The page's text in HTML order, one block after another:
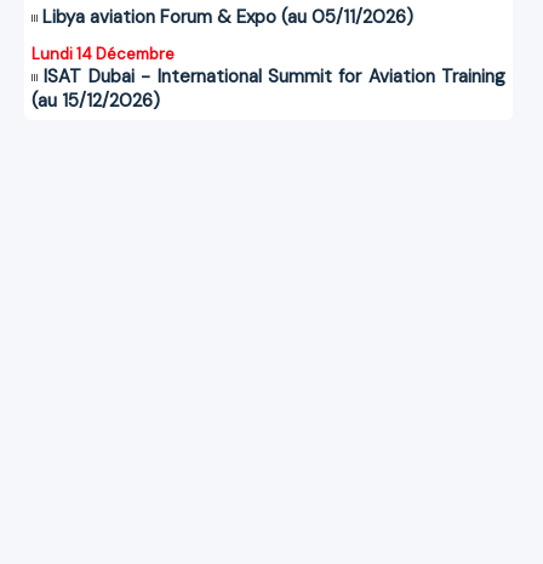
Libya aviation Forum & Expo (au 05/11/2026)
Lundi 14 Décembre
ISAT Dubai - International Summit for Aviation Training
(au 15/12/2026)